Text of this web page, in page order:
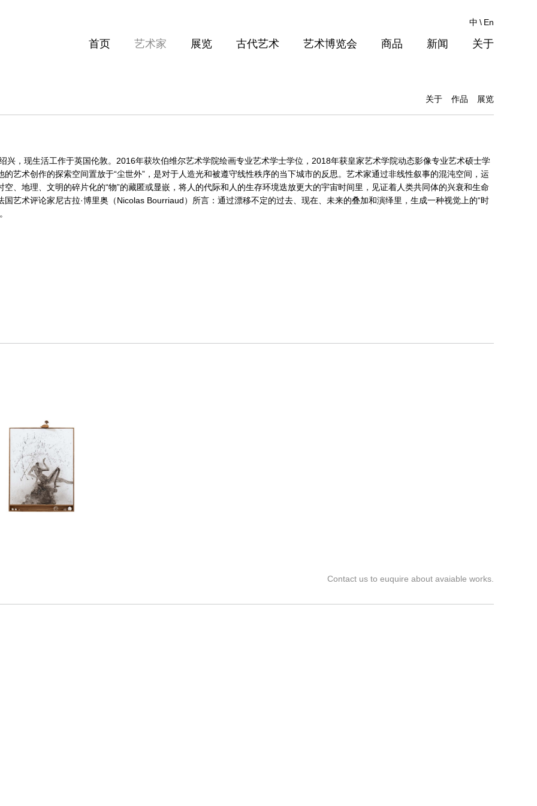
中 \ En
首页 艺术家 展览 古代艺术 艺术博览会 商品 新闻 关于
关于 作品 展览
兴，现生活工作于英国伦敦。2016年获坎伯维尔艺术学院绘画专业艺术学士学位，2018年获皇家艺术学院动态影像专业艺术硕士学
的艺术创作的探索空间置放于“尘世外”，是对于人造光和被遵守线性秩序的当下城市的反思。艺术家通过非线性叙事的混沌空间，运
空、地理、文明的碎片化的“物”的藏匿或显嵌，将人的代际和人的生存环境迭放更大的宇宙时间里，见证着人类共同体的兴衰和生命
国艺术评论家尼古拉·博里奥（Nicolas Bourriaud）所言：通过漂移不定的过去、现在、未来的叠加和演绎里，生成一种视觉上的“时
Contact us to euquire about avaiable works.